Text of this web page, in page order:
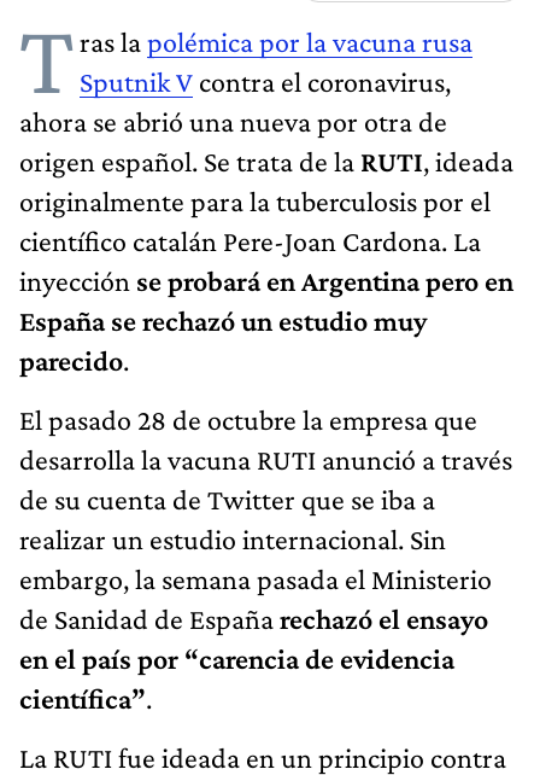
Tras lapolémica por la vacuna rusa
Sputnik V contra el coronavirus,
ahora se abrió una nueva por otra de
origen español. Se trata de la RUTI, ideada
originalmente para la tuberculosis por el
científico catalán Pere-Joan Cardona. La
inyección se probará en Argentina pero en
España se rechazó un estudio muy
parecido.
El pasado 28 de octubre la empresa que
desarrolla la vacuna RUTI anunció a través
de su cuenta de Twitter que se iba a
realizar un estudio internacional. Sin
embargo, la semana pasada el Ministerio
de Sanidad de Españarechazó el ensayo
en el país por “carencia de evidencia
científica”.
La RUTI fue ideada en un principio contra